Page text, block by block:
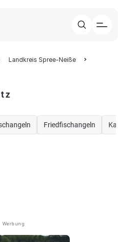
Landkreis Spree-Neiße
Friedfischangeln
Werbung